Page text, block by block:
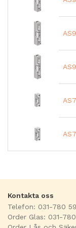
Kontakta oss
Telefon: 031-780
Order Glas: 031-